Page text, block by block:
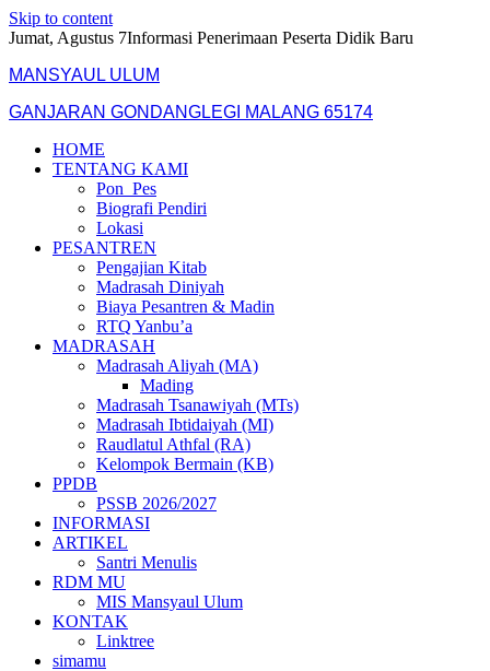
Skip to content
Jumat, Agustus 7Informasi Penerimaan Peserta Didik Baru
MANSYAUL ULUM
GANJARAN GONDANGLEGI MALANG 65174
HOME
TENTANG KAMI
Pon_Pes
Biografi Pendiri
Lokasi
PESANTREN
Pengajian Kitab
Madrasah Diniyah
Biaya Pesantren & Madin
RTQ Yanbu’a
MADRASAH
Madrasah Aliyah (MA)
Mading
Madrasah Tsanawiyah (MTs)
Madrasah Ibtidaiyah (MI)
Raudlatul Athfal (RA)
Kelompok Bermain (KB)
PPDB
PSSB 2026/2027
INFORMASI
ARTIKEL
Santri Menulis
RDM MU
MIS Mansyaul Ulum
KONTAK
Linktree
simamu